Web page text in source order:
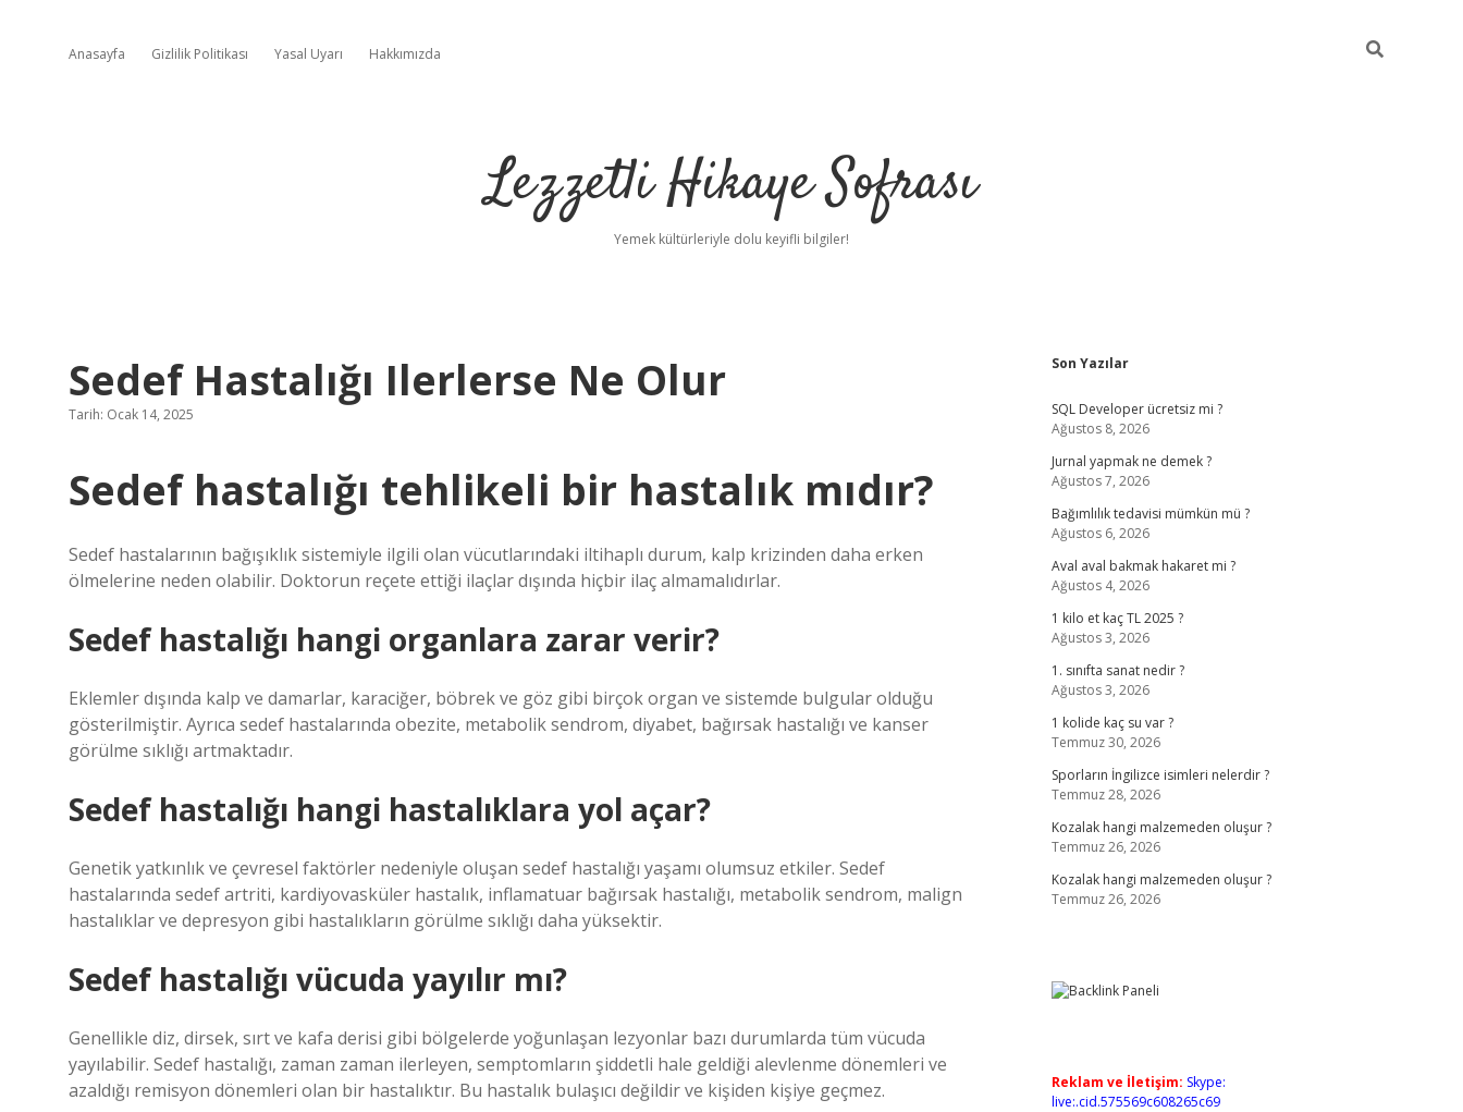
Anasayfa Gizlilik Politikası Yasal Uyarı Hakkımızda
Lezzetli Hikaye Sofrası
Yemek kültürleriyle dolu keyifli bilgiler!
Sedef Hastalığı Ilerlerse Ne Olur
Tarih: Ocak 14, 2025
Sedef hastalığı tehlikeli bir hastalık mıdır?
Sedef hastalarının bağışıklık sistemiyle ilgili olan vücutlarındaki iltihaplı durum, kalp krizinden daha erken
ölmelerine neden olabilir. Doktorun reçete ettiği ilaçlar dışında hiçbir ilaç almamalıdırlar.
Sedef hastalığı hangi organlara zarar verir?
Eklemler dışında kalp ve damarlar, karaciğer, böbrek ve göz gibi birçok organ ve sistemde bulgular olduğu
gösterilmiştir. Ayrıca sedef hastalarında obezite, metabolik sendrom, diyabet, bağırsak hastalığı ve kanser
görülme sıklığı artmaktadır.
Sedef hastalığı hangi hastalıklara yol açar?
Genetik yatkınlık ve çevresel faktörler nedeniyle oluşan sedef hastalığı yaşamı olumsuz etkiler. Sedef
hastalarında sedef artriti, kardiyovasküler hastalık, inflamatuar bağırsak hastalığı, metabolik sendrom, malign
hastalıklar ve depresyon gibi hastalıkların görülme sıklığı daha yüksektir.
Sedef hastalığı vücuda yayılır mı?
Genellikle diz, dirsek, sırt ve kafa derisi gibi bölgelerde yoğunlaşan lezyonlar bazı durumlarda tüm vücuda
yayılabilir. Sedef hastalığı, zaman zaman ilerleyen, semptomların şiddetli hale geldiği alevlenme dönemleri ve
azaldığı remisyon dönemleri olan bir hastalıktır. Bu hastalık bulaşıcı değildir ve kişiden kişiye geçmez.
Sidebar
Son Yazılar
SQL Developer ücretsiz mi ?
Ağustos 8, 2026
Jurnal yapmak ne demek ?
Ağustos 7, 2026
Bağımlılık tedavisi mümkün mü ?
Ağustos 6, 2026
Aval aval bakmak hakaret mi ?
Ağustos 4, 2026
1 kilo et kaç TL 2025 ?
Ağustos 3, 2026
1. sınıfta sanat nedir ?
Ağustos 3, 2026
1 kolide kaç su var ?
Temmuz 30, 2026
Sporların İngilizce isimleri nelerdir ?
Temmuz 28, 2026
Kozalak hangi malzemeden oluşur ?
Temmuz 26, 2026
Kozalak hangi malzemeden oluşur ?
Temmuz 26, 2026
Reklam ve İletişim: Skype:
live:.cid.575569c608265c69